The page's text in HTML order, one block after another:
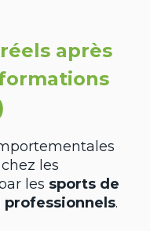
après
les
les sports de
.